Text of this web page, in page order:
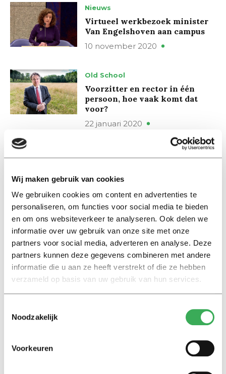
Wij maken gebruik van cookies
We gebruiken cookies om content en advertenties te
personaliseren, om functies voor social media te bieden
en om ons websiteverkeer te analyseren. Ook delen we
informatie over uw gebruik van onze site met onze
partners voor social media, adverteren en analyse. Deze
partners kunnen deze gegevens combineren met andere
informatie die u aan ze heeft verstrekt of die ze hebben
verzameld op basis van uw gebruik van hun services.
Noodzakelijk
Voorkeuren
Nieuws
Virtueel werkbezoek minister
Van Engelshoven aan campus
10 november 2020
Old School
Voorzitter en rector in één
persoon, hoe vaak komt dat
voor?
22 januari 2020
political top positions, but said
Nieuws
Wim van de Donk nieuwe
rector magnificus en voorzitter
College van Bestuur Tilburg